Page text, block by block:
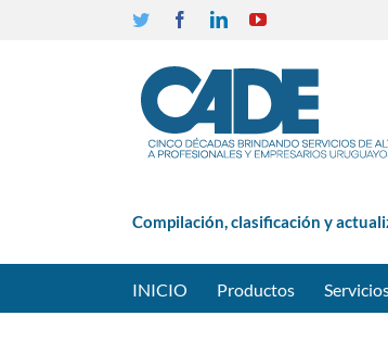
Twitter FacebookLinkedinYouTube
Compilación, clasificación y
INICIO Productos